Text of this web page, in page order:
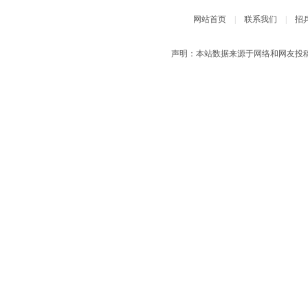
网站首页 联系我们 招
声明：本站数据来源于网络和网友投